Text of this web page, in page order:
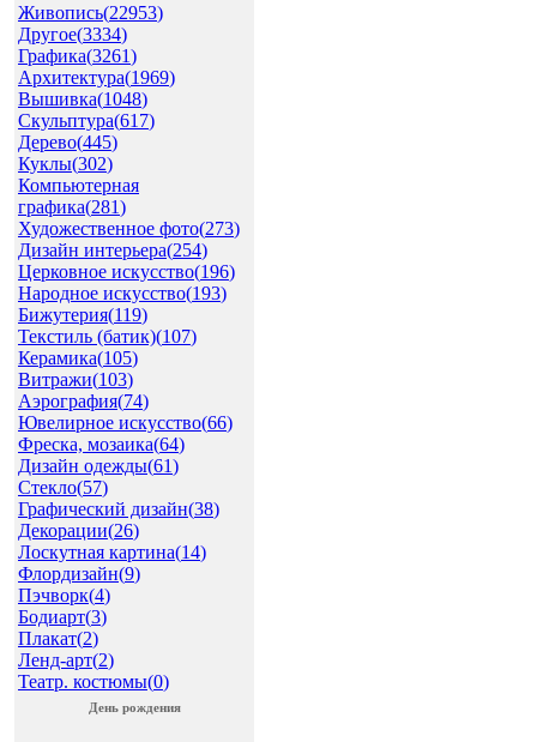
Живопись(22953)
Другое(3334)
Графика(3261)
Архитектура(1969)
Вышивка(1048)
Скульптура(617)
Дерево(445)
Куклы(302)
Компьютерная
графика(281)
Художественное фото(273)
Дизайн интерьера(254)
Церковное искусство(196)
Народное искусство(193)
Бижутерия(119)
Текстиль (батик)(107)
Керамика(105)
Витражи(103)
Аэрография(74)
Ювелирное искусство(66)
Фреска, мозаика(64)
Дизайн одежды(61)
Стекло(57)
Графический дизайн(38)
Декорации(26)
Лоскутная картина(14)
Флордизайн(9)
Пэчворк(4)
Бодиарт(3)
Плакат(2)
Ленд-арт(2)
Театр. костюмы(0)
День рождения